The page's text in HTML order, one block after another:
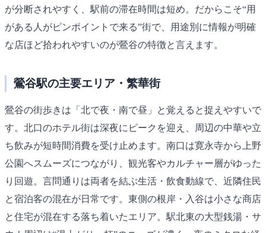
が分断されやすく、駅前の滞在時間は短め。だからこそ“用
がある人がピンポイントで来る”街で、用途別に情報が明確
な店ほど拾われやすいのが鶯谷の特徴と言えます。
鶯谷駅の主要エリア・繁華街
鶯谷の街歩きは「北で夜・南で昼」と覚えると捉えやすいで
す。北口のホテル街は深夜にピークを迎え、周辺の中華や立
ち飲みが短時間消費を受け止めます。南口は寛永寺から上野
公園へスムーズにつながり、観光客やカルチャー層がゆった
り回遊。言問通りは両者を結ぶ生活・飲食動線で、近隣住民
と宿泊客の混在が日常です。東側の根岸・入谷は小さな商店
と住宅が混在する落ち着いたエリア。駅北東の大型銭湯・サ